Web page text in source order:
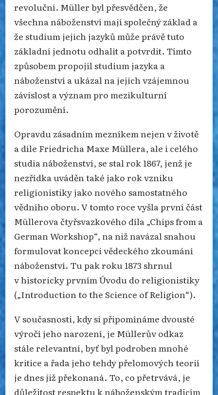
revoluční. Müller byl přesvědčen, že
všechna náboženství mají společný základ a
že studium jejich jazyků může právě tuto
základní jednotu odhalit a potvrdit. Tímto
způsobem propojil studium jazyka a
náboženství a ukázal na jejich vzájemnou
závislost a význam pro mezikulturní
porozumění.
Opravdu zásadním mezníkem nejen v životě
a díle Friedricha Maxe Müllera, ale i celého
studia náboženství, se stal rok 1867, jenž je
nezřídka uváděn také jako rok vzniku
religionistiky jako nového samostatného
vědního oboru. V tomto roce vyšla první část
Müllerova čtyřsvazkového díla „Chips from a
German Workshop“, na niž navázal snahou
formulovat koncepci vědeckého zkoumání
náboženství. Tu pak roku 1873 shrnul
v historicky prvním Úvodu do religionistiky
(„Introduction to the Science of Religion“).
V současnosti, kdy si připomínáme dvousté
výročí jeho narození, je Müllerův odkaz
stále relevantní, byť byl podroben mnohé
kritice a řada jeho tehdy přelomových teorií
je dnes již překonaná. To, co přetrvává, je
důležitost respektu k náboženským tradicím